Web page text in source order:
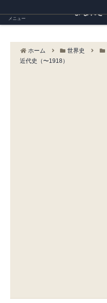
ホーム 世界史
近代史（〜1918）
メニュー